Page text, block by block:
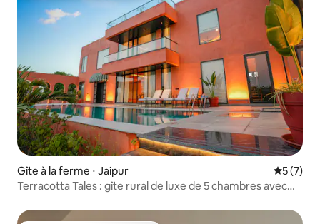
Gîte à la ferme ⋅ Jaipur
5 (7)
Terracotta Tales : gîte rural de luxe de 5 chambres avec